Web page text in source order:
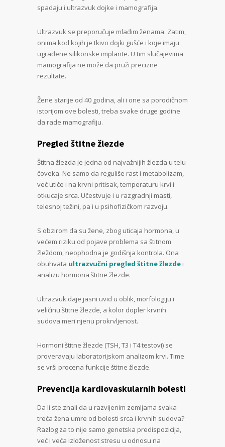
spadaju i ultrazvuk dojke i mamografija.
Ultrazvuk se preporučuje mlađim ženama. Zatim,
onima kod kojih je tkivo dojki gušće i koje imaju
ugrađene silikonske implante. U tim slučajevima
mamografija ne može da pruži precizne
rezultate.
Žene starije od 40 godina, ali i one sa porodičnom
istorijom ove bolesti, treba svake druge godine
da rade mamografiju.
Pregled štitne žlezde
Štitna žlezda je jedna od najvažnijih žlezda u telu
čoveka. Ne samo da reguliše rast i metabolizam,
već utiče i na krvni pritisak, temperaturu krvi i
otkucaje srca. Učestvuje i u razgradnji masti,
telesnoj težini, pa i u psihofizičkom razvoju.
S obzirom da su žene, zbog uticaja hormona, u
većem riziku od pojave problema sa štitnom
žleždom, neophodna je godišnja kontrola. Ona
obuhvata ultrazvučni pregled štitne žlezde i
analizu hormona štitne žlezde.
Ultrazvuk daje jasni uvid u oblik, morfologiju i
veličinu štitne žlezde, a kolor dopler krvnih
sudova meri njenu prokrvljenost.
Hormoni štitne žlezde (TSH, T3 i T4 testovi) se
proveravaju laboratorijskom analizom krvi. Time
se vrši procena funkcije štitne žlezde.
Prevencija kardiovaskularnih bolesti
Da li ste znali da u razvijenim zemljama svaka
treća žena umre od bolesti srca i krvnih sudova?
Razlog za to nije samo genetska predispozicija,
već i veća izloženost stresu u odnosu na